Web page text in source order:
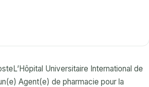
Universitaire International de
Agent(e) de pharmacie pour la